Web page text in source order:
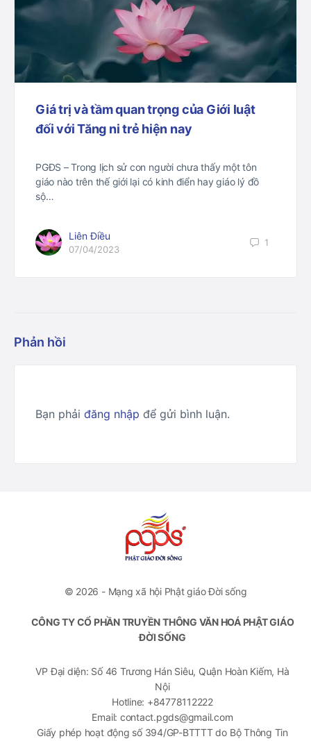
Giá trị và tầm quan trọng của Giới luật
đối với Tăng ni trẻ hiện nay
PGĐS – Trong lịch sử con người chưa thấy một tôn
giáo nào trên thế giới lại có kinh điển hay giáo lý đồ
sộ…
Liên Điều
07/04/2023
1
Phản hồi
Bạn phải đăng nhập để gửi bình luận.
© 2026 - Mạng xã hội Phật giáo Đời sống
CÔNG TY CỔ PHẦN TRUYỀN THÔNG VĂN HOÁ PHẬT GIÁO
ĐỜI SỐNG
VP Đại diện: Số 46 Trương Hán Siêu, Quận Hoàn Kiếm, Hà
Nội
Hotline: +84778112222
Email: contact.pgds@gmail.com
Giấy phép hoạt động số 394/GP-BTTTT do Bộ Thông Tin